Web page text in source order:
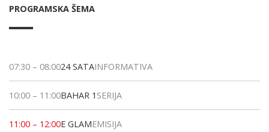
PROGRAMSKA ŠEMA
07:30 – 08:0024 SATAINFORMATIVA
10:00 – 11:00BAHAR 1 SERIJA
11:00 – 12:00E GLAMEMISIJA